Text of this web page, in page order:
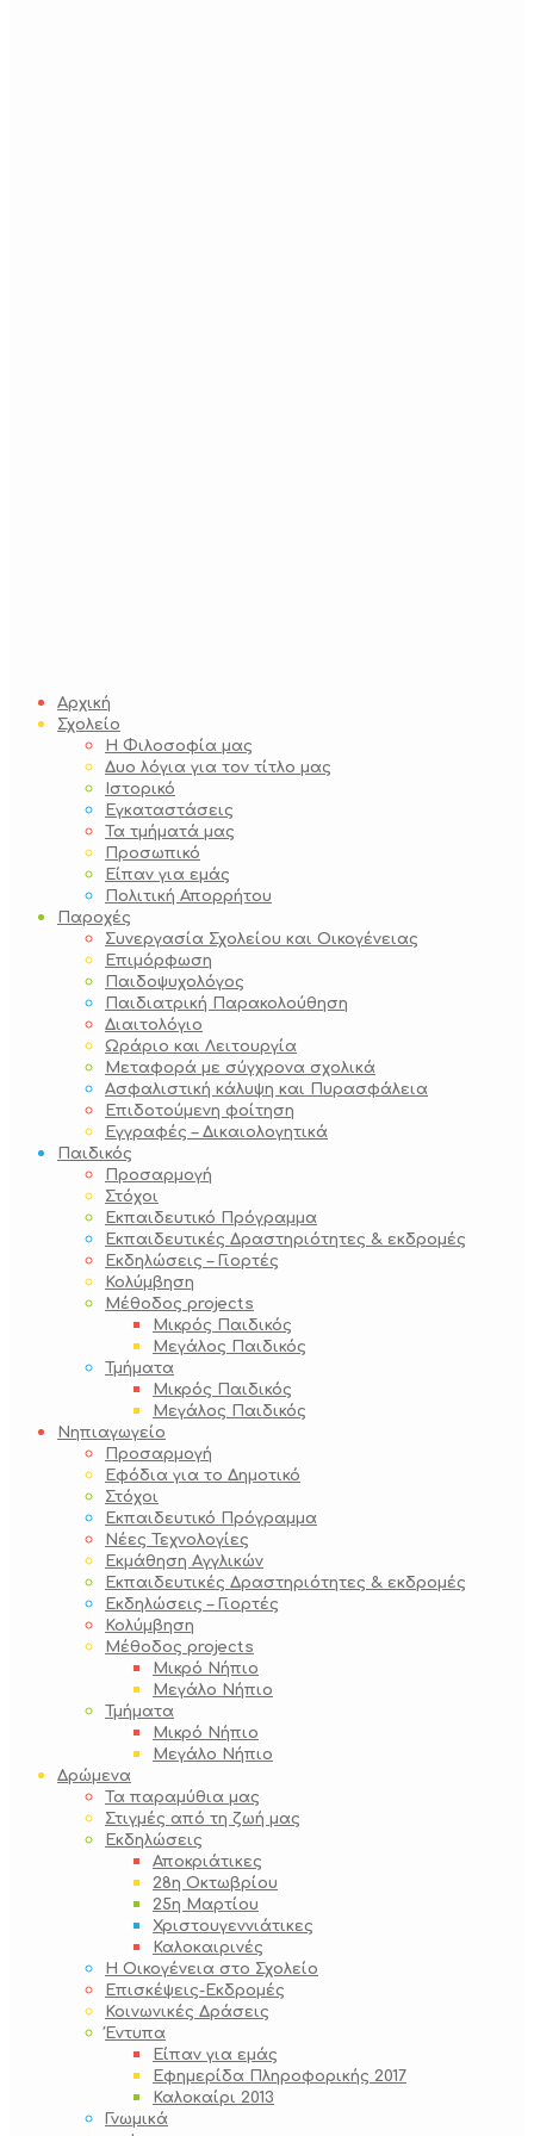
Αρχική
Σχολείο
Η Φιλοσοφία μας
Δυο λόγια για τον τίτλο μας
Ιστορικό
Εγκαταστάσεις
Τα τμήματά μας
Προσωπικό
Είπαν για εμάς
Πολιτική Απορρήτου
Παροχές
Συνεργασία Σχολείου και Οικογένειας
Επιμόρφωση
Παιδοψυχολόγος
Παιδιατρική Παρακολούθηση
Διαιτολόγιο
Ωράριο και Λειτουργία
Μεταφορά με σύγχρονα σχολικά
Ασφαλιστική κάλυψη και Πυρασφάλεια
Επιδοτούμενη φοίτηση
Εγγραφές – Δικαιολογητικά
Παιδικός
Προσαρμογή
Στόχοι
Εκπαιδευτικό Πρόγραμμα
Εκπαιδευτικές Δραστηριότητες & εκδρομές
Εκδηλώσεις – Γιορτές
Κολύμβηση
Μέθοδος projects
Μικρός Παιδικός
Μεγάλος Παιδικός
Τμήματα
Μικρός Παιδικός
Μεγάλος Παιδικός
Νηπιαγωγείο
Προσαρμογή
Εφόδια για το Δημοτικό
Στόχοι
Εκπαιδευτικό Πρόγραμμα
Νέες Τεχνολογίες
Εκμάθηση Αγγλικών
Εκπαιδευτικές Δραστηριότητες & εκδρομές
Εκδηλώσεις – Γιορτές
Κολύμβηση
Μέθοδος projects
Μικρό Νήπιο
Μεγάλο Νήπιο
Τμήματα
Μικρό Νήπιο
Μεγάλο Νήπιο
Δρώμενα
Τα παραμύθια μας
Στιγμές από τη ζωή μας
Εκδηλώσεις
Αποκριάτικες
28η Οκτωβρίου
25η Μαρτίου
Χριστουγεννιάτικες
Καλοκαιρινές
Η Οικογένεια στο Σχολείο
Επισκέψεις-Εκδρομές
Κοινωνικές Δράσεις
Έντυπα
Είπαν για εμάς
Εφημερίδα Πληροφορικής 2017
Καλοκαίρι 2013
Γνωμικά